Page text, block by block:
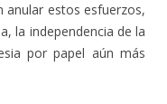
estos esfuerzos,
la independencia de la
por papel aún más